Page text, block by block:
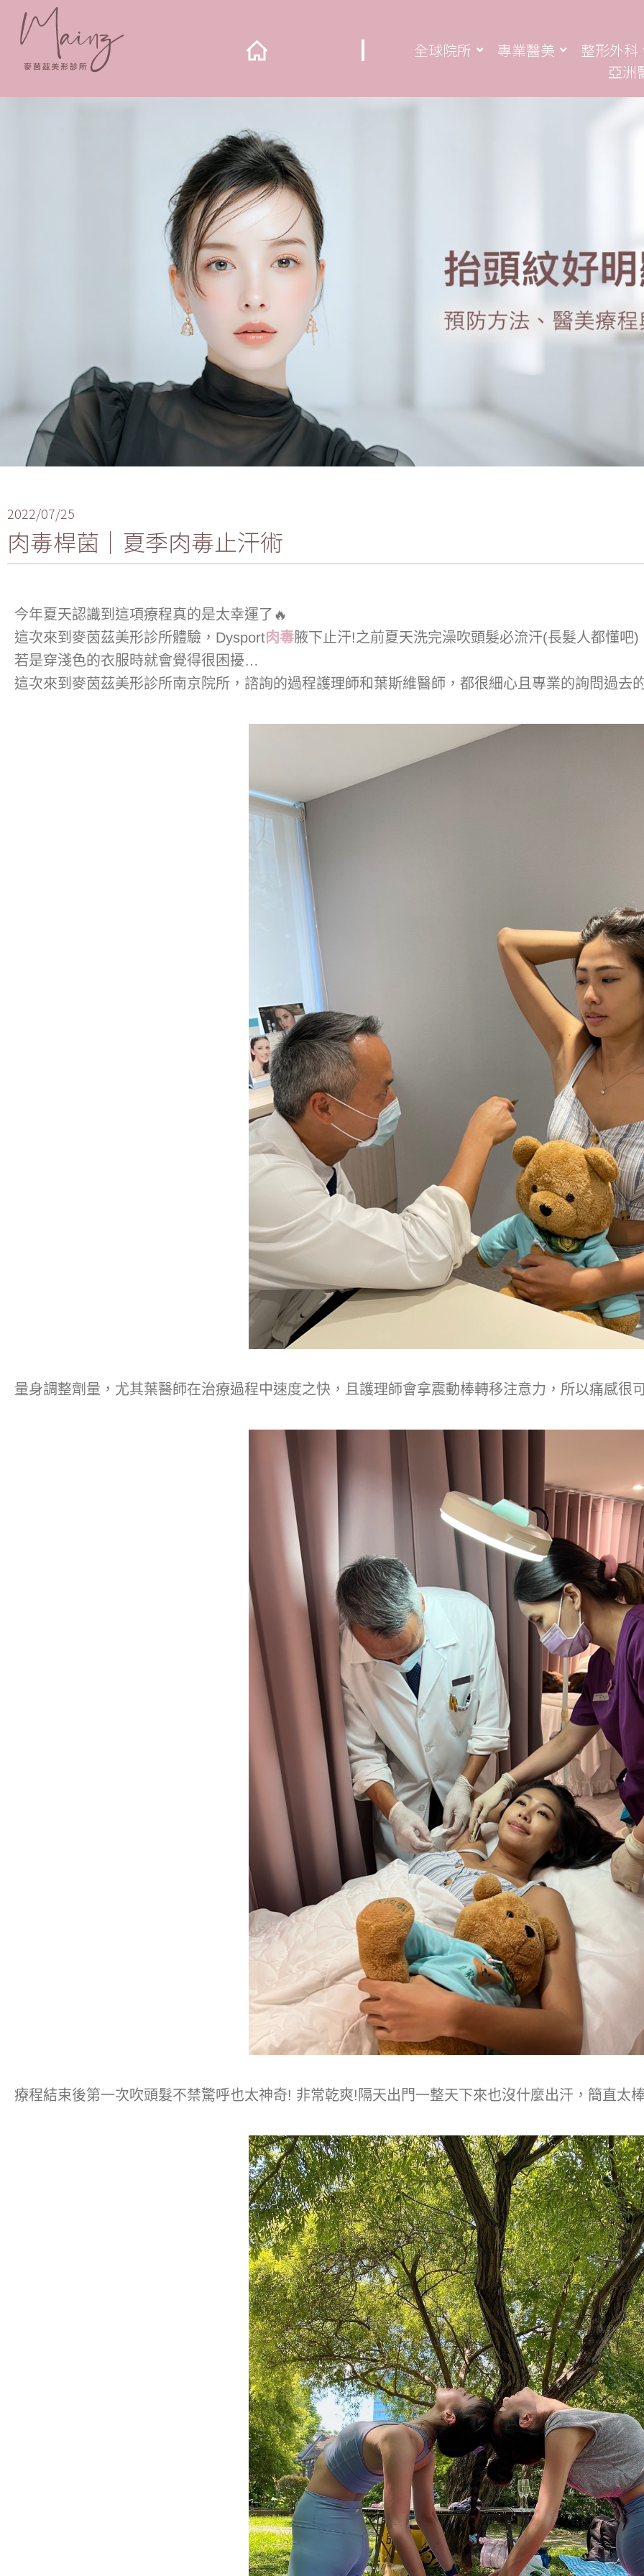
全球院所 專業醫美
整形外科
亞洲
2022/07/25
肉毒桿菌｜夏季肉毒止汗術
今年夏天認識到這項療程真的是太幸運了🔥
這次來到麥茵茲美形診所體驗，Dysport肉毒腋下止汗!之前夏天洗完澡吹頭髮必流汗(長髮人都懂
若是穿淺色的衣服時就會覺得很困擾…
這次來到麥茵茲美形診所南京院所，諮詢的過程護理師和葉斯維醫師，都很細心且專業的詢問過去
量身調整劑量，尤其葉醫師在治療過程中速度之快，且護理師會拿震動棒轉移注意力，所以痛感很
療程結束後第一次吹頭髮不禁驚呼也太神奇! 非常乾爽!隔天出門一整天下來也沒什麼出汗，簡直太